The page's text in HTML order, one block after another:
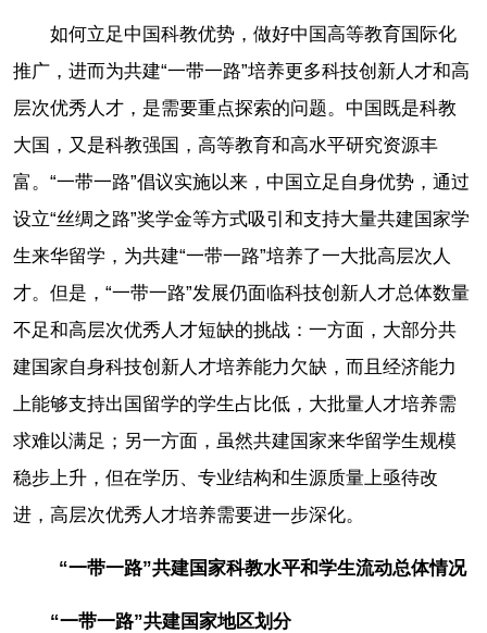
如何立足中国科教优势，做好中国高等教育国际化
推广，进而为共建“一带一路”培养更多科技创新人才和高
层次优秀人才，是需要重点探索的问题。中国既是科教
大国，又是科教强国，高等教育和高水平研究资源丰
富。“一带一路”倡议实施以来，中国立足自身优势，通过
设立“丝绸之路”奖学金等方式吸引和支持大量共建国家学
生来华留学，为共建“一带一路”培养了一大批高层次人
才。但是，“一带一路”发展仍面临科技创新人才总体数量
不足和高层次优秀人才短缺的挑战：一方面，大部分共
建国家自身科技创新人才培养能力欠缺，而且经济能力
上能够支持出国留学的学生占比低，大批量人才培养需
求难以满足；另一方面，虽然共建国家来华留学生规模
稳步上升，但在学历、专业结构和生源质量上亟待改
进，高层次优秀人才培养需要进一步深化。
“一带一路”共建国家科教水平和学生流动总体情况
“一带一路”共建国家地区划分